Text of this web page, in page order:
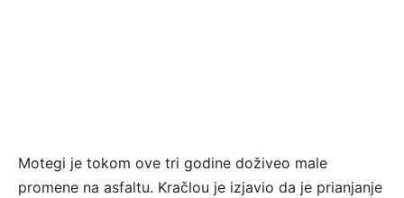
Motegi je tokom ove tri godine doživeo male
promene na asfaltu. Kračlou je izjavio da je prianjanje